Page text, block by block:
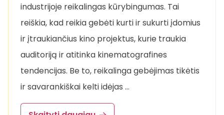
industrijoje reikalingas kūrybingumas. Tai
reiškia, kad reikia gebėti kurti ir sukurti įdomius
ir įtraukiančius kino projektus, kurie traukia
auditoriją ir atitinka kinematografines
tendencijas. Be to, reikalinga gebėjimas tikėtis
ir savarankiškai kelti idėjas …